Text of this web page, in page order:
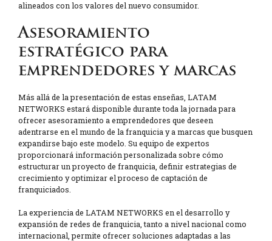
alineados con los valores del nuevo consumidor.
Asesoramiento
estratégico para
emprendedores y marcas
Más allá de la presentación de estas enseñas, LATAM
NETWORKS estará disponible durante toda la jornada para
ofrecer asesoramiento a emprendedores que deseen
adentrarse en el mundo de la franquicia y a marcas que busquen
expandirse bajo este modelo. Su equipo de expertos
proporcionará información personalizada sobre cómo
estructurar un proyecto de franquicia, definir estrategias de
crecimiento y optimizar el proceso de captación de
franquiciados.
La experiencia de LATAM NETWORKS en el desarrollo y
expansión de redes de franquicia, tanto a nivel nacional como
internacional, permite ofrecer soluciones adaptadas a las